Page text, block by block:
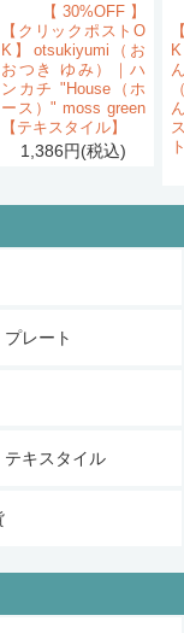
【30%OFF】
【クリックポストO
K】otsukiyumi（お
おつき ゆみ）｜ハ
ンカチ "House（ホ
ース）" moss green
【テキスタイル】
1,386円(税込)
プレート
テキスタイル